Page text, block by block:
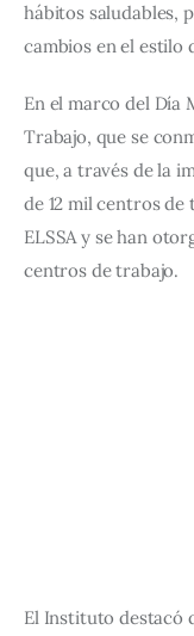
hábitos saludables,
cambios en el estilo
En el marco del Día
Trabajo, que se
que, a través de la
de 12 mil centros
ELSSA y se han
centros de trabajo.
El Instituto destacó